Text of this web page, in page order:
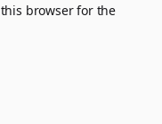
browser for the